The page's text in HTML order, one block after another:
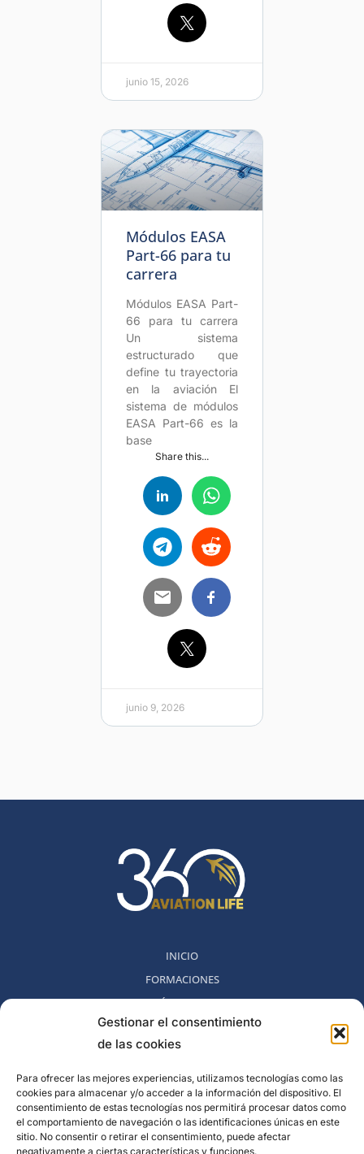
Gestionar el consentimiento
de las cookies
Para ofrecer las mejores experiencias, utilizamos tecnologías como las
cookies para almacenar y/o acceder a la información del dispositivo. El
consentimiento de estas tecnologías nos permitirá procesar datos como
el comportamiento de navegación o las identificaciones únicas en este
sitio. No consentir o retirar el consentimiento, puede afectar
negativamente a ciertas características y funciones.
junio 15, 2026
Módulos EASA
Part-66 para tu
carrera
Módulos EASA Part-
66 para tu carrera
Un sistema
estructurado que
define tu trayectoria
en la aviación El
sistema de módulos
EASA Part-66 es la
base
Share this...
junio 9, 2026
INICIO
FORMACIONES
MÉTODO 360
COMUNIDAD
NOSOTROS
BLOG
CONTACTO
POLITICA DE DESESTIMIENTO